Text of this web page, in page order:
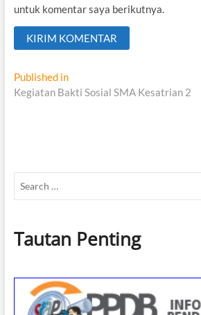
untuk komentar saya berikutnya.
Navigasi
pos
Published in
Kegiatan Bakti Sosial SMA Kesatrian 2
Tautan Penting